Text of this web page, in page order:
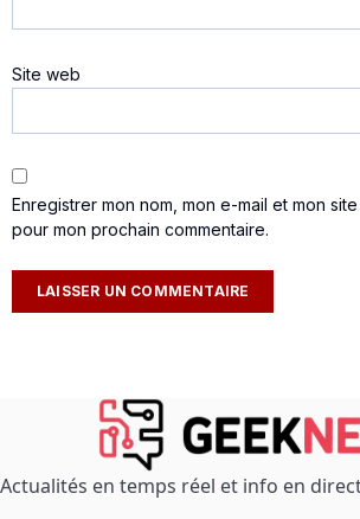
Site web
Enregistrer mon nom, mon e-mail et mon
pour mon prochain commentaire.
Actualités en temps réel et info en